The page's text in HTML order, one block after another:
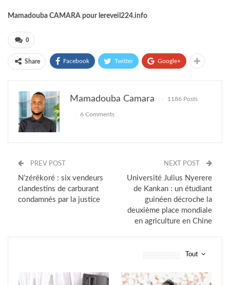
Mamadouba CAMARA pour lereveil224.info
0
Share Facebook Twitter Google+
Mamadouba Camara 1186 Posts
6 Comments
PREV POST
N’zérékoré : six vendeurs
clandestins de carburant
condamnés par la justice
NEXT POST
Université Julius Nyerere
de Kankan : un étudiant
guinéen décroche la
deuxième place mondiale
en agriculture en Chine
Tout